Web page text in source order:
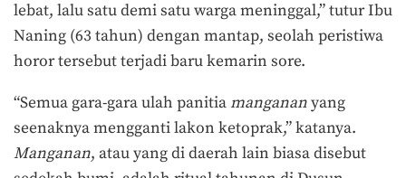
lebat, lalu satu demi satu warga meninggal,” tutur Ibu
Naning (63 tahun) dengan mantap, seolah peristiwa
horor tersebut terjadi baru kemarin sore.
“Semua gara-gara ulah panitiamangananyang
seenaknya mengganti lakon ketoprak,” katanya.
Manganan, atau yang di daerah lain biasa disebut